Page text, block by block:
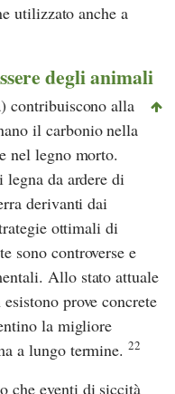
utilizzato anche a
degli animali
contribuiscono alla
il carbonio nella
nel legno morto.
da ardere di
derivanti dai
ottimali di
sono controverse e
Allo stato attuale
prove concrete
la migliore
a lungo termine.22
che eventi di siccità